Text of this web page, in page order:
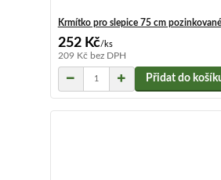
Krmítko pro slepice 75 cm pozinkované
252 Kč/ks
209 Kč bez DPH
Přidat do